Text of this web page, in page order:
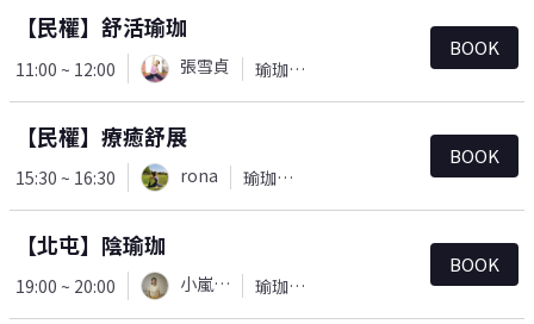
【民權】舒活瑜珈
11:00 ~ 12:00 張雪貞 瑜珈＆皮拉提斯
BOOK
【民權】療癒舒展
15:30 ~ 16:30 rona 瑜珈＆皮拉提斯
BOOK
【北屯】陰瑜珈
19:00 ~ 20:00 小嵐老師 瑜珈＆皮拉提斯
BOOK